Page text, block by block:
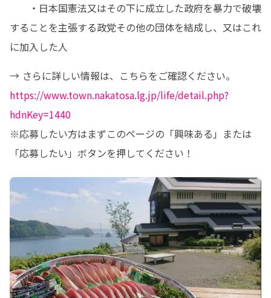
・日本国憲法又はその下に成立した政府を暴力で破壊
することを主張する政党その他の団体を結成し、又はこれ
に加入した人
https://www.town.nakatosa.lg.jp/life/detail.php?
hdnKey=1440
※応募したい方はまずこのページの「興味ある」または
「応募したい」ボタンを押してください！